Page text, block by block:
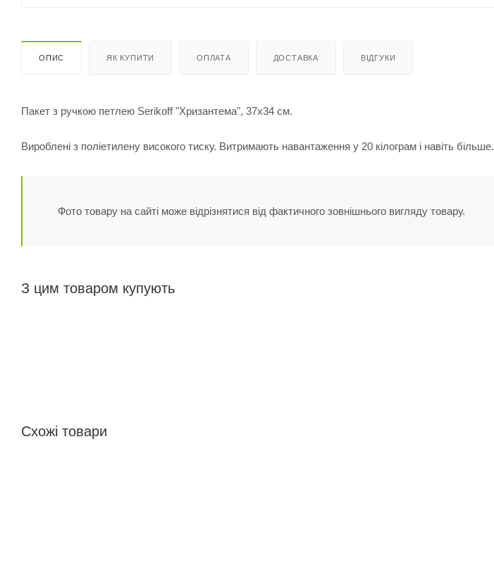
ОПИС ЯК КУПИТИ ОПЛАТА ДОСТАВКА ВІДГУКИ
Пакет з ручкою петлею Serikoff "Хризантема", 37х34 см.
Вироблені з поліетилену високого тиску. Витримають навантаження у 20 кілограм і навіть більше.
Фото товару на сайті може відрізнятися від фактичного зовнішнього вигляду товару.
З цим товаром купують
Схожі товари